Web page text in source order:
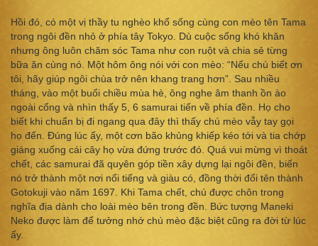
Hồi đó, có một vị thầy tu nghèo khổ sống cùng con mèo tên Tama
trong ngôi đền nhỏ ở phía tây Tokyo. Dù cuộc sống khó khăn
nhưng ông luôn chăm sóc Tama như con ruột và chia sẻ từng
bữa ăn cùng nó. Một hôm ông nói với con mèo: “Nếu chú biết ơn
tôi, hãy giúp ngôi chùa trở nên khang trang hơn”. Sau nhiều
tháng, vào một buổi chiều mùa hè, ông nghe âm thanh ồn ào
ngoài cổng và nhìn thấy 5, 6 samurai tiến về phía đền. Họ cho
biết khi chuẩn bị đi ngang qua đây thì thấy chú mèo vẫy tay gọi
họ đến. Đúng lúc ấy, một cơn bão khủng khiếp kéo tới và tia chớp
giáng xuống cái cây họ vừa đứng trước đó. Quá vui mừng vì thoát
chết, các samurai đã quyên góp tiền xây dựng lại ngôi đền, biến
nó trở thành một nơi nổi tiếng và giàu có, đồng thời đổi tên thành
Gotokuji vào năm 1697. Khi Tama chết, chú được chôn trong
nghĩa địa dành cho loài mèo bên trong đền. Bức tượng Maneki
Neko được làm để tưởng nhớ chú mèo đặc biệt cũng ra đời từ lúc
ấy.